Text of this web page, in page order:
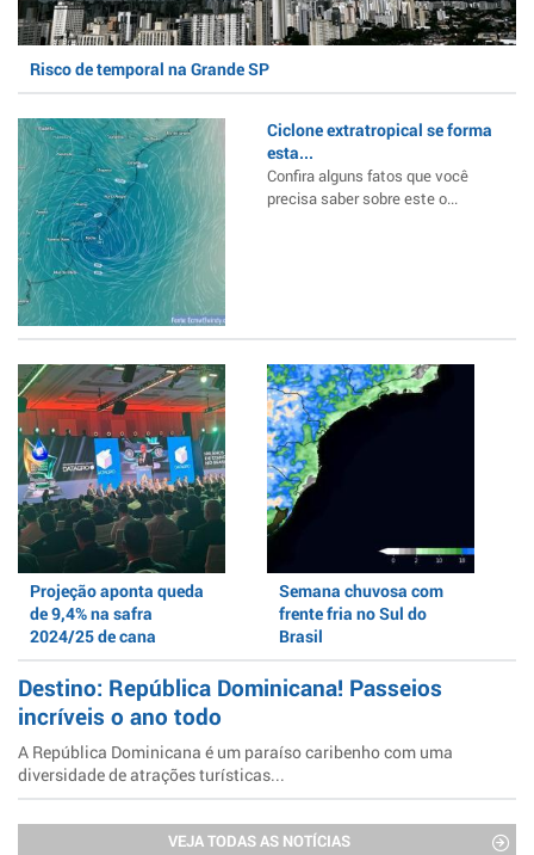
Risco de temporal na Grande SP
Ciclone extratropical se forma
esta...
Confira alguns fatos que você
precisa saber sobre este o...
Projeção aponta queda
de 9,4% na safra
2024/25 de cana
Semana chuvosa com
frente fria no Sul do
Brasil
Destino: República Dominicana! Passeios
incríveis o ano todo
A República Dominicana é um paraíso caribenho com uma
diversidade de atrações turísticas...
VEJA TODAS AS NOTÍCIAS